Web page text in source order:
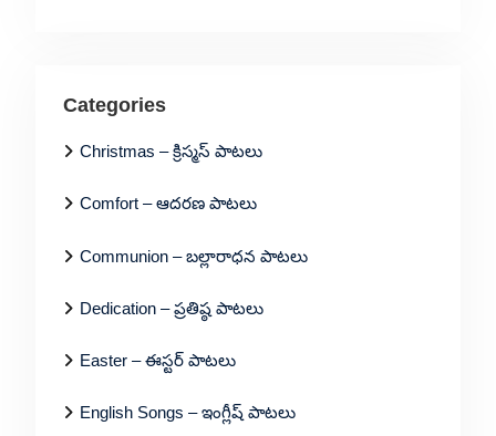
Categories
Christmas – క్రిస్మస్ పాటలు
Comfort – ఆదరణ పాటలు
Communion – బల్లారాధన పాటలు
Dedication – ప్రతిష్ఠ పాటలు
Easter – ఈస్టర్ పాటలు
English Songs – ఇంగ్లీష్ పాటలు